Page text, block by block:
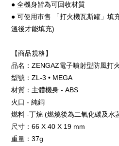
● 全機身皆為可回收材質
● 可使用市售 「打火機瓦斯罐」填
溫後才能填充)
【商品規格】
品名：ZENGAZ電子噴射型防風打
型號：ZL-3 • MEGA
材質：主體機身 - ABS
火口 - 純銅
燃料 -丁烷 (燃燒後為⼆氧化碳及⽔
尺寸：66 X 40 X 19 mm
重量：37g